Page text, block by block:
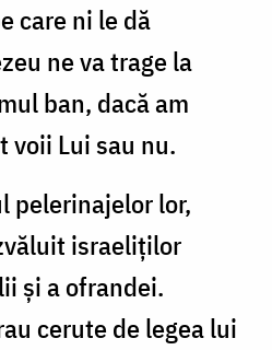
care ni le dă
ne va trage la
ban, dacă am
voii Lui sau nu.
pelerinajelor lor,
israeliților
și a ofrandei.
cerute de legea lui